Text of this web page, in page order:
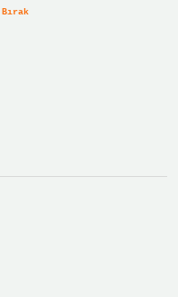
Bırak